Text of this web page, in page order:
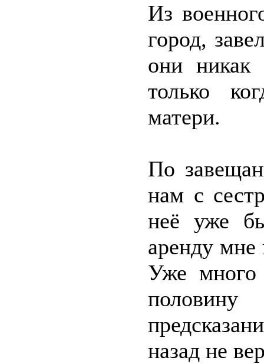
Из
город,
они никак
только
матери.
По
нам с
неё уже
аренду мне
Уже
назад не